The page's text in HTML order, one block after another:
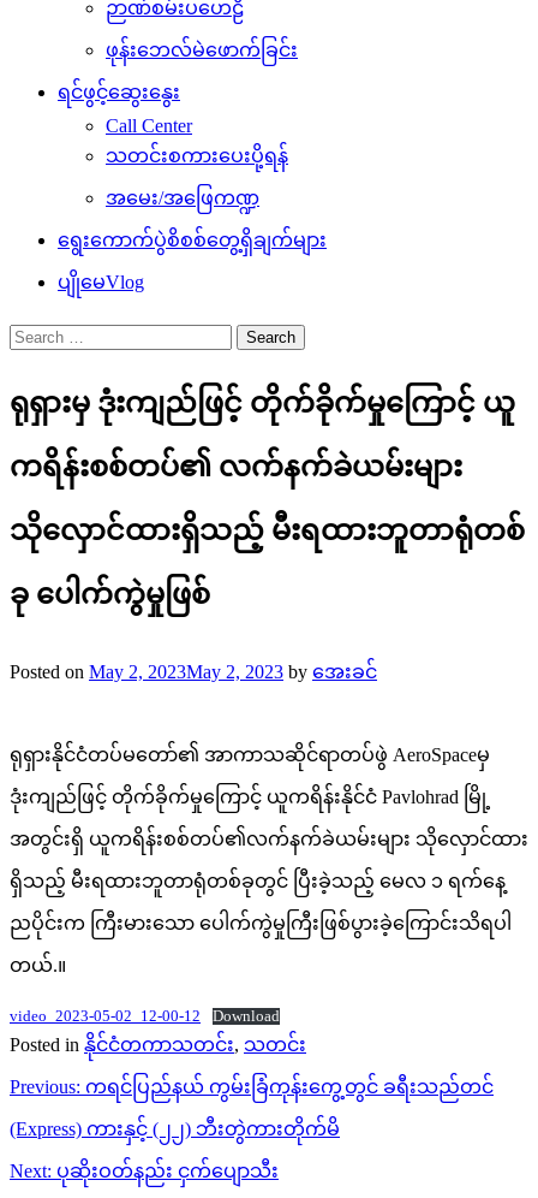
ဉာဏ်စမ်းပဟေဠိ
ဖုန်းဘေလ်မဲဖောက်ခြင်း
ရင်ဖွင့်ဆွေးနွေး
Call Center
သတင်းစကားပေးပို့ရန်
အမေး/အဖြေကဏ္ဍ
ရွေးကောက်ပွဲစိစစ်တွေ့ရှိချက်များ
ပျိုမေVlog
Search
for:
ရုရှားမှ ဒုံးကျည်ဖြင့် တိုက်ခိုက်မှုကြောင့် ယူ
ကရိန်းစစ်တပ်၏ လက်နက်ခဲယမ်းများ
သိုလှောင်ထားရှိသည့် မီးရထားဘူတာရုံတစ်
ခု ပေါက်ကွဲမှုဖြစ်
Posted on May 2, 2023May 2, 2023 by အေးခင်
ရုရှားနိုင်ငံတပ်မတော်၏ အာကာသဆိုင်ရာတပ်ဖွဲ AeroSpaceမှ
ဒုံးကျည်ဖြင့် တိုက်ခိုက်မှုကြောင့် ယူကရိန်းနိုင်ငံ Pavlohrad မြို့
အတွင်းရှိ ယူကရိန်းစစ်တပ်၏လက်နက်ခဲယမ်းများ သိုလှောင်ထား
ရှိသည့် မီးရထားဘူတာရုံတစ်ခုတွင် ပြီးခဲ့သည့် မေလ ၁ ရက်နေ့
ညပိုင်းက ကြီးမားသော ပေါက်ကွဲမှုကြီးဖြစ်ပွားခဲ့ကြောင်းသိရပါ
တယ်.။
video_2023-05-02_12-00-12 Download
Posted in နိုင်ငံတကာသတင်း, သတင်း
Post
navigation
Previous: ကရင်ပြည်နယ် ကွမ်းခြံကုန်းကွေ့တွင် ခရီးသည်တင်
(Express) ကားနှင့် (၂၂) ဘီးတွဲကားတိုက်မိ
Next: ပုဆိုးဝတ်နည်း ငှက်ပျောသီး